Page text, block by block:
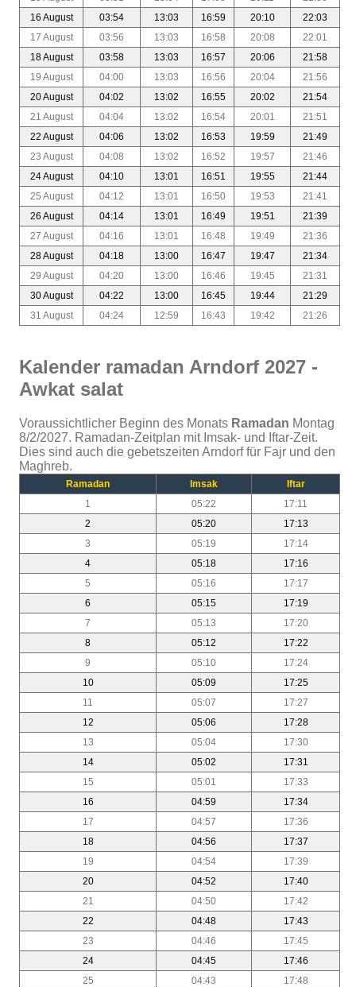
16 August
03:54 13:03 16:59 20:10
22:03
17 August
03:56 13:03 16:58 20:08
22:01
18 August
03:58 13:03 16:57 20:06
21:58
19 August
04:00 13:03 16:56 20:04
21:56
20 August
04:02 13:02 16:55 20:02
21:54
21 August
04:04 13:02 16:54 20:01
21:51
22 August
04:06 13:02 16:53 19:59
21:49
23 August
04:08 13:02 16:52 19:57
21:46
24 August
04:10 13:01 16:51 19:55
21:44
25 August
04:12 13:01 16:50 19:53
21:41
26 August
04:14 13:01 16:49 19:51
21:39
27 August
04:16 13:01 16:48 19:49
21:36
28 August
04:18 13:00 16:47 19:47
21:34
29 August
04:20 13:00 16:46 19:45
21:31
30 August
04:22 13:00 16:45 19:44
21:29
31 August
04:24 12:59 16:43 19:42 21:26
Kalender ramadan Arndorf 2027 -
Awkat salat
Voraussichtlicher Beginn des Monats Ramadan Montag
8/2/2027. Ramadan-Zeitplan mit Imsak- und Iftar-Zeit.
Dies sind auch die gebetszeiten Arndorf für Fajr und den
Maghreb.
Ramadan Imsak
Iftar
1
05:22
17:11
2
05:20
17:13
3
05:19
17:14
4
05:18
17:16
5
05:16
17:17
6
05:15
17:19
7
05:13
17:20
8
05:12
17:22
9
05:10
17:24
10
05:09
17:25
11
05:07
17:27
12
05:06
17:28
13
05:04
17:30
14
05:02
17:31
15
05:01
17:33
16
04:59
17:34
17
04:57
17:36
18
04:56
17:37
19
04:54
17:39
20
04:52
17:40
21
04:50
17:42
22
04:48
17:43
23
04:46
17:45
24
04:45
17:46
25
04:43
17:48